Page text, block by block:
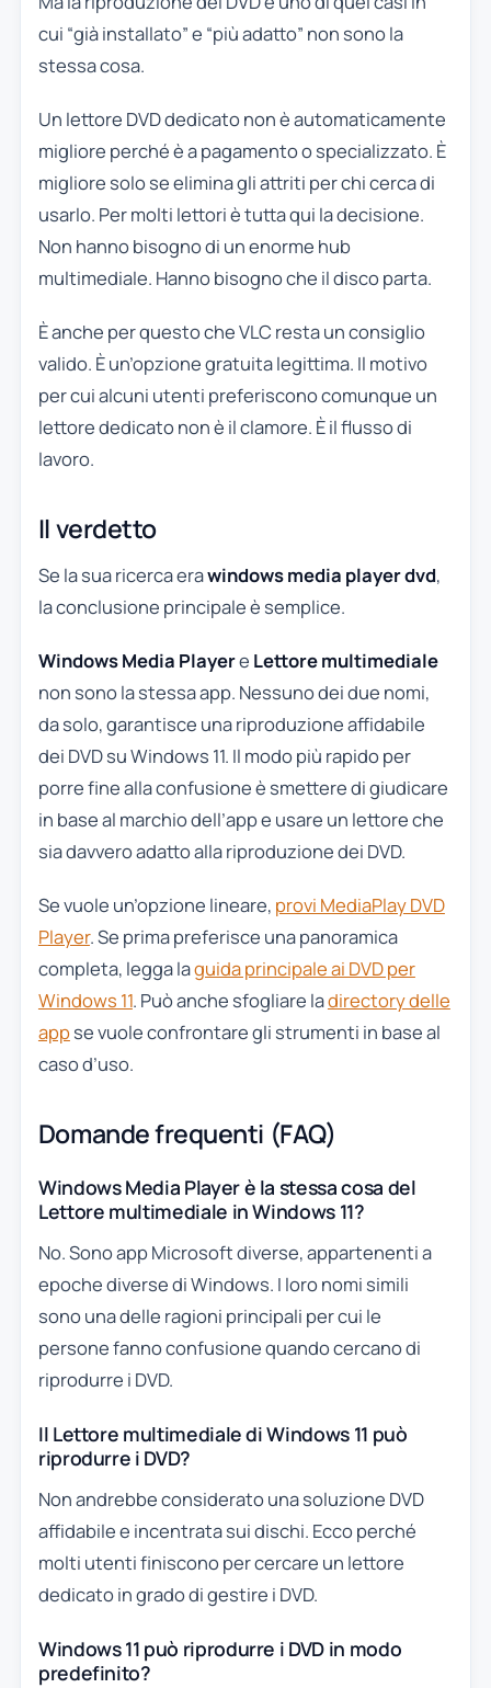
cui “già installato” e “più adatto” non sono la
stessa cosa.
Un lettore DVD dedicato non è automaticamente
migliore perché è a pagamento o specializzato. È
migliore solo se elimina gli attriti per chi cerca di
usarlo. Per molti lettori è tutta qui la decisione.
Non hanno bisogno di un enorme hub
multimediale. Hanno bisogno che il disco parta.
È anche per questo che VLC resta un consiglio
valido. È un’opzione gratuita legittima. Il motivo
per cui alcuni utenti preferiscono comunque un
lettore dedicato non è il clamore. È il flusso di
lavoro.
Il verdetto
Se la sua ricerca erawindows media player dvd,
la conclusione principale è semplice.
Windows Media Playere Lettore multimediale
non sono la stessa app. Nessuno dei due nomi,
da solo, garantisce una riproduzione affidabile
dei DVD su Windows 11. Il modo più rapido per
porre fine alla confusione è smettere di giudicare
in base al marchio dell’app e usare un lettore che
sia davvero adatto alla riproduzione dei DVD.
Se vuole un’opzione lineare, provi MediaPlay DVD
Player. Se prima preferisce una panoramica
completa, legga laguida principale ai DVD per
Windows 11. Può anche sfogliare ladirectory delle
appse vuole confrontare gli strumenti in base al
caso d’uso.
Domande frequenti (FAQ)
Windows Media Player è la stessa cosa del
Lettore multimediale in Windows 11?
No. Sono app Microsoft diverse, appartenenti a
epoche diverse di Windows. I loro nomi simili
sono una delle ragioni principali per cui le
persone fanno confusione quando cercano di
riprodurre i DVD.
Il Lettore multimediale di Windows 11 può
riprodurre i DVD?
Non andrebbe considerato una soluzione DVD
affidabile e incentrata sui dischi. Ecco perché
molti utenti finiscono per cercare un lettore
dedicato in grado di gestire i DVD.
Windows 11 può riprodurre i DVD in modo
predefinito?